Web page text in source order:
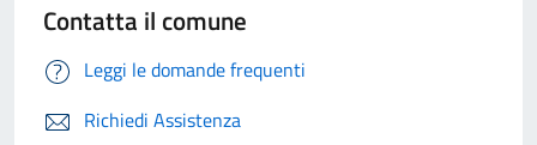
Contatta il comune
Leggi le domande frequenti
Richiedi Assistenza